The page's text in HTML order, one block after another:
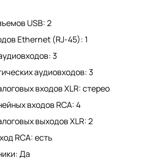
USB: 2
Ethernet (RJ-45): 1
3
аудиовходов: 3
входов XLR: стерео
входов RCA: 4
выходов XLR: 2
RCA: есть
Да